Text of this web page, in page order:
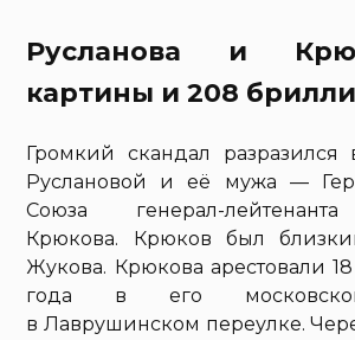
Русланова и
картины и 208
Громкий скандал
Руслановой и её мужа —
Союза генерал-
Крюкова. Крюков был
Жукова. Крюкова арестовали
года в его
в Лаврушинском переулке.